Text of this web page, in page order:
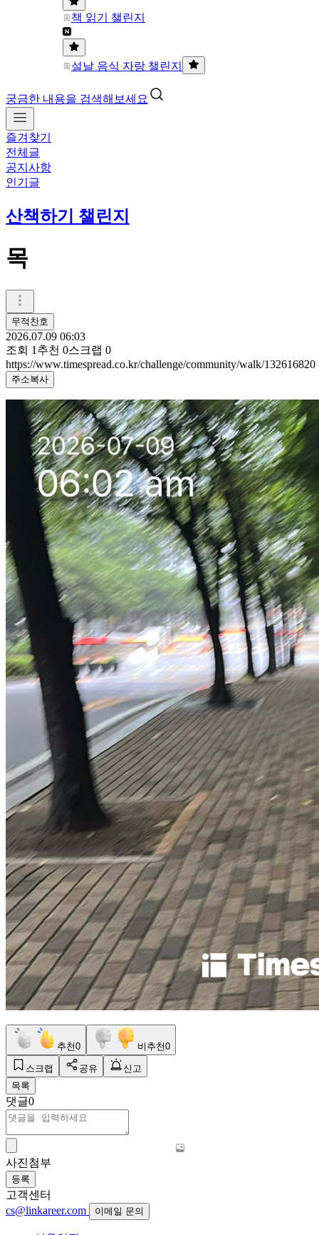
책 읽기 챌린지
설날 음식 자랑 챌린지
궁금한 내용을 검색해보세요
즐겨찾기
전체글
공지사항
인기글
산책하기 챌린지
목
무적찬호
2026.07.09 06:03
조회 1 추천 0스크랩 0
https://www.timespread.co.kr/challenge/community/walk/132616820
주소복사
추천0 비추천0
스크랩 공유
신고
목록
댓글0
사진첨부
등록
고객센터
cs@linkareer.com
이메일 문의